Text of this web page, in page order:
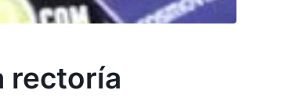
rectoría